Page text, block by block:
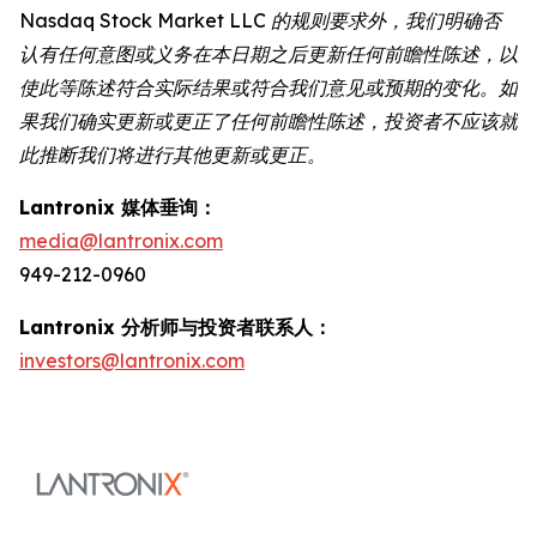
Nasdaq Stock Market LLC 的规则要求外，我们明确否
认有任何意图或义务在本日期之后更新任何前瞻性陈述，以
使此等陈述符合实际结果或符合我们意见或预期的变化。如
果我们确实更新或更正了任何前瞻性陈述，投资者不应该就
此推断我们将进行其他更新或更正。
Lantronix 媒体垂询：
media@lantronix.com
949-212-0960
Lantronix 分析师与投资者联系人：
investors@lantronix.com